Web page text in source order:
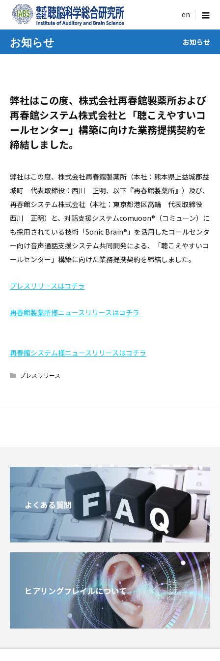
menu
お知らせ お知らせ
弊社はこの度、株式会社再春館製薬所および
再春館システム株式会社と「聴こえやすいコ
ールセンター」構築に向けた業務提携契約を
締結しました。
弊社はこの度、株式会社再春館製薬所（本社：熊本県上益城郡益
城町 代表取締役：西川 正明、以下『再春館製薬所』）及び、
再春館システム株式会社（本社：東京都港区高輪 代表取締役
西川 正明）と、対話支援システムcomuoon®️（コミューン）に
も採用されている技術「Sonic Brain®」を活用したコールセンタ
ー向け音声通話支援システム共同開発による、「聴こえやすいコ
ールセンター」構築に向けた業務提携契約を締結しました。
プレスリリースはコチラ
再春館製薬所様ニュースリリースはコチラ
再春館システム様ニュースリリースはコチラ
プレスリリース
よくある質問
ヒアリングフレイルについて